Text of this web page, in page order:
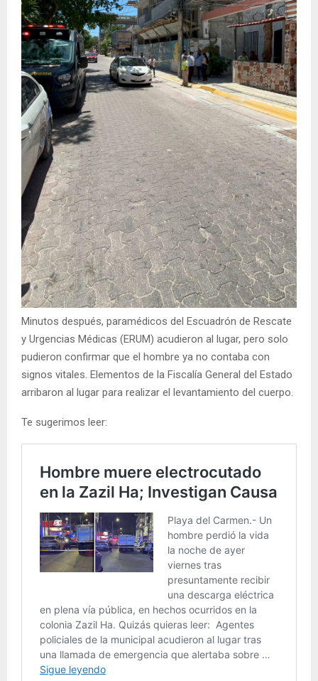
Minutos después, paramédicos del Escuadrón de Rescate
y Urgencias Médicas (ERUM) acudieron al lugar, pero solo
pudieron confirmar que el hombre ya no contaba con
signos vitales. Elementos de la Fiscalía General del Estado
arribaron al lugar para realizar el levantamiento del cuerpo.
Te sugerimos leer: